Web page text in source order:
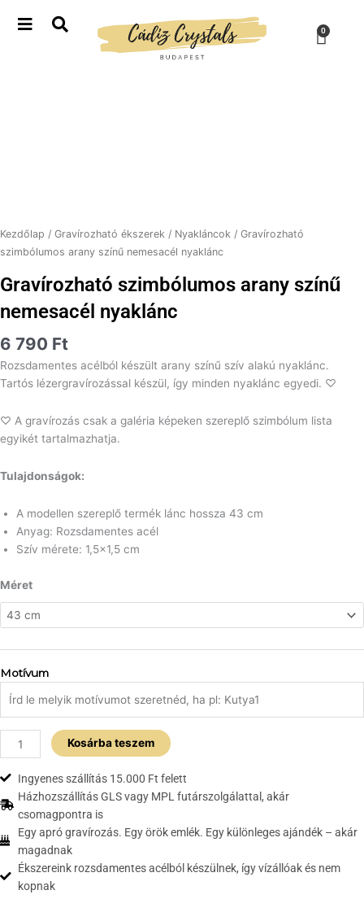
0
Kezdőlap / Gravírozható ékszerek / Nyakláncok / Gravírozható
szimbólumos arany színű nemesacél nyaklánc
Gravírozható szimbólumos arany színű
nemesacél nyaklánc
6 790 Ft
Rozsdamentes acélból készült arany színű szív alakú nyaklánc.
Tartós lézergravírozással készül, így minden nyaklánc egyedi. ♡
♡ A gravírozás csak a galéria képeken szereplő szimbólum lista
egyikét tartalmazhatja.
Tulajdonságok:
A modellen szereplő termék lánc hossza 43 cm
Anyag: Rozsdamentes acél
Szív mérete: 1,5×1,5 cm
Méret
Motívum
Gravírozható
szimbólumos
arany
nemesacél
nyaklánc
Kosárba teszem
Ingyenes szállítás 15.000 Ft felett
Házhozszállítás GLS vagy MPL futárszolgálattal, akár
csomagpontra is
Egy apró gravírozás. Egy örök emlék. Egy különleges ajándék – akár
magadnak
Ékszereink rozsdamentes acélból készülnek, így vízállóak és nem
kopnak